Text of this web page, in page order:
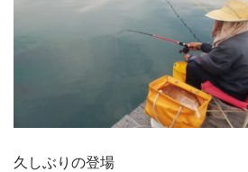
久しぶりの登場